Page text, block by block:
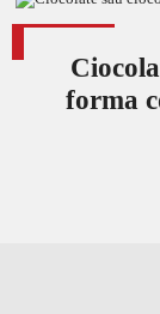
forma